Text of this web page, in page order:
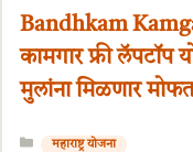
Bandhkam
कामगार फ्री लॅपटॉप
मुलांना मिळणार
Categories
महाराष्ट्र योजना